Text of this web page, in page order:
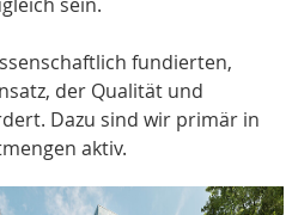
fundierten,
der Qualität und
Dazu sind wir primär in
aktiv.